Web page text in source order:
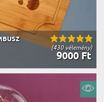
(430 vélemény)
9000 Ft